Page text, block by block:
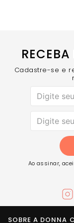
Benefícios
Design
Conforto
Qualidade
COMPRE AGORA
a combinação
elegância!
Cadastre-se e
Ao assinar,
SOBRE A DONNA